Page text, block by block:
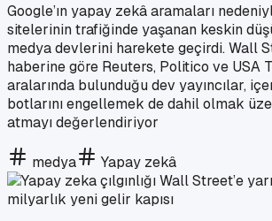
Google’ın yapay zekâ aramaları
sitelerinin trafiğinde yaşanan keskin
medya devlerini harekete geçirdi. Wall
haberine göre Reuters, Politico ve USA
aralarında bulunduğu dev yayıncılar,
botlarını engellemek de dahil olmak
atmayı değerlendiriyor
medya Yapay zekâ